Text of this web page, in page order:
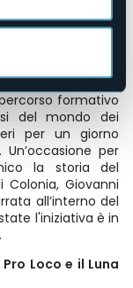
la Casa del
dal titolo
olfattiva”,
per tutta la
formativo
del mondo dei
per un giorno
per
la storia del
Giovanni
all’interno del
l'iniziativa è in
Loco e il Luna